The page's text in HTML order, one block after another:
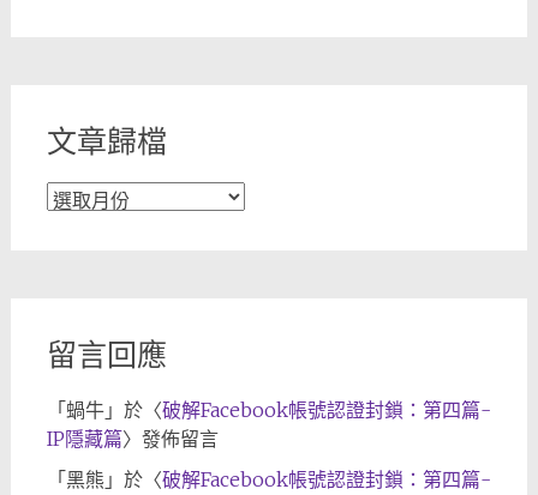
文章歸檔
文
留言回應
「 蝸牛」於〈破解Facebook帳號認證封鎖：第四篇-
IP隱藏篇〉發佈留言
「 黑熊 」於〈破解Facebook帳號認證封鎖：第四篇-